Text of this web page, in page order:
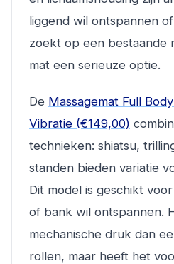
liggend wil ontspannen
zoekt op een bestaande
mat een serieuze optie.
De Massagemat Full
Vibratie (€149,00)
technieken: shiatsu,
standen bieden variatie
Dit model is geschikt
of bank wil ontspannen.
mechanische druk dan
rollen, maar heeft het